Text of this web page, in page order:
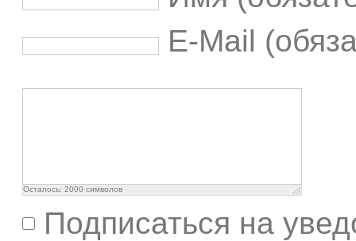
E-Mail
Осталось: 2000 символов
Подписаться на